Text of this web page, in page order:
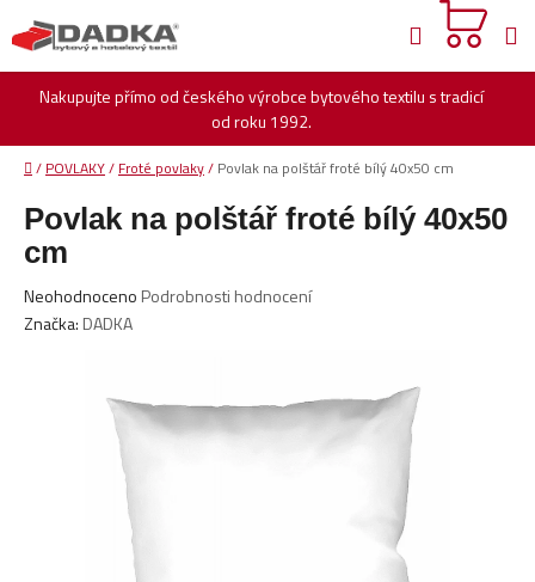
na
obsah
Nakupujte přímo od českého výrobce bytového textilu s tradicí
od roku 1992.
Hledat
Domů
/ POVLAKY/ Froté povlaky/ Povlak na polštář froté bílý 40x50 cm
Povlak na polštář froté bílý 40x50
cm
Průměrné
hodnocení
Neohodnoceno Podrobnosti hodnocení
Značka: DADKA